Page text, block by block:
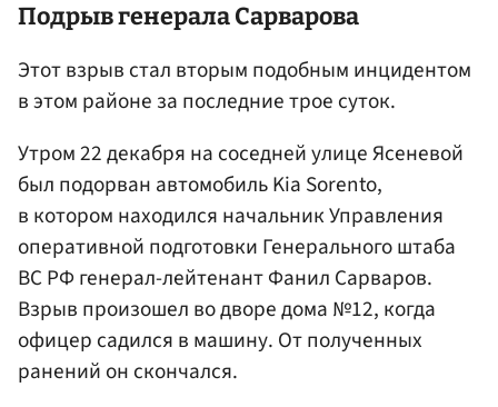
Подрыв генерала Сарварова
Этот взрыв стал вторым подобным инцидентом
в этом районе за последние трое суток.
Утром 22 декабря на соседней улице Ясеневой
был подорван автомобиль Kia Sorento,
в котором находился начальник Управления
оперативной подготовки Генерального штаба
ВС РФ генерал-лейтенант Фанил Сарваров.
Взрыв произошел во дворе дома №12, когда
офицер садился в машину. От полученных
ранений он скончался.